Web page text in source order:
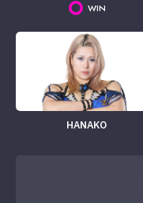
WIN
HANAKO